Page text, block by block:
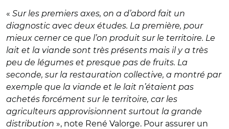
« Sur les premiers axes, on a d’abord fait un
diagnostic avec deux études. La première, pour
mieux cerner ce que l’on produit sur le territoire. Le
lait et la viande sont très présents mais il y a très
peu de légumes et presque pas de fruits. La
seconde, sur la restauration collective, a montré par
exemple que la viande et le lait n’étaient pas
achetés forcément sur le territoire, car les
agriculteurs approvisionnent surtout la grande
distribution », note René Valorge. Pour assurer un